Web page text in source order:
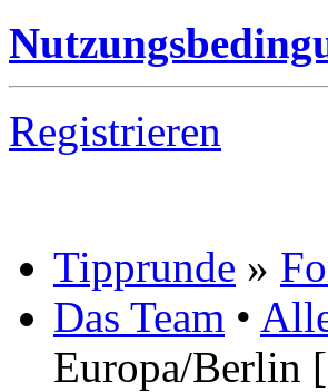
Registrieren
Tipprunde »
Das Team •
Europa/Berlin